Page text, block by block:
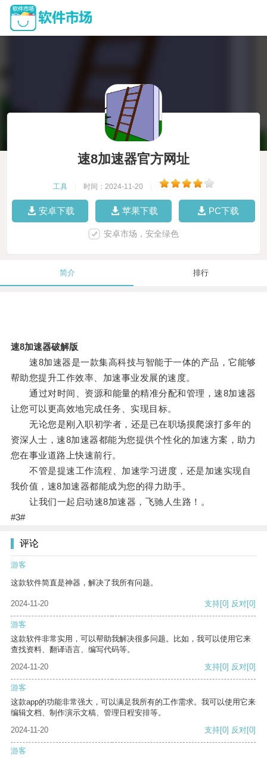
速8加速器官方网址
工具 时间：2024-11-20
安卓下载 苹果下载 PC下载
安卓市场，安全绿色
简介 排行
速8加速器破解版
速8加速器是一款集高科技与智能于一体的产品，它能够
帮助您提升工作效率、加速事业发展的速度。
通过对时间、资源和能量的精准分配和管理，速8加速器
让您可以更高效地完成任务、实现目标。
无论您是刚入职初学者，还是已在职场摸爬滚打多年的
资深人士，速8加速器都能为您提供个性化的加速方案，助力
您在事业道路上快速前行。
不管是提速工作流程、加速学习进度，还是加速实现自
我价值，速8加速器都能成为您的得力助手。
让我们一起启动速8加速器，飞驰人生路！。
#3#
评论
游客
这款软件简直是神器，解决了我所有问题。
2024-11-20 支持[0] 反对[0]
游客
这款软件非常实用，可以帮助我解决很多问题。比如，我可以使用它来
查找资料、翻译语言、编写代码等。
2024-11-20
支持[0] 反对[0]
游客
这款app的功能非常强大，可以满足我所有的工作需求。我可以使用它来
编辑文档、制作演示文稿、管理日程安排等。
2024-11-20
支持[0] 反对[0]
游客